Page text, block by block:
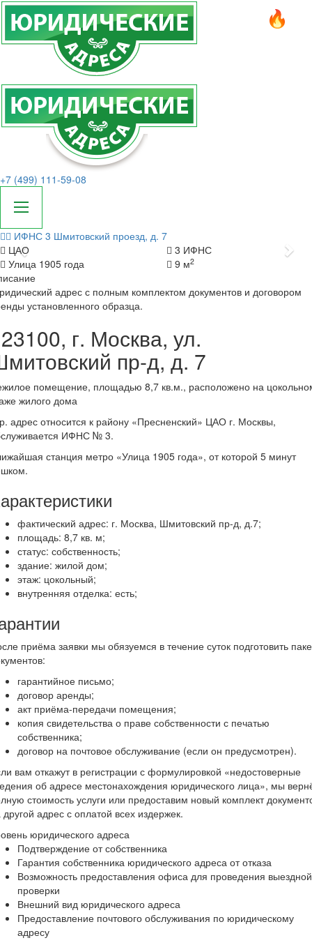
+7 (499) 111-59-08
ИФНС 3 Шмитовский проезд, д. 7
Назад
ЦАО
3 ИФНС
Улица 1905 года
9 м2
адрес с полным комплектом документов и договором
установленного образца.
г. Москва, ул.
пр-д, д. 7
помещение, площадью 8,7 кв.м., расположено на
жилого дома
адрес относится к району «Пресненский» ЦАО г. Москвы,
ИФНС № 3.
станция метро «Улица 1905 года», от которой 5 минут
фактический адрес: г. Москва, Шмитовский пр-д, д.7;
площадь: 8,7 кв. м;
статус: собственность;
здание: жилой дом;
этаж: цокольный;
внутренняя отделка: есть;
приёма заявки мы обязуемся в течение суток подготовить
гарантийное письмо;
договор аренды;
акт приёма-передачи помещения;
копия свидетельства о праве собственности с печатью
собственника;
договор на почтовое обслуживание (если он предусмотрен).
вам откажут в регистрации с формулировкой «недостоверные
об адресе местонахождения юридического лица», мы
стоимость услуги или предоставим новый комплект
другой адрес с оплатой всех издержек.
юридического адреса
Подтверждение от собственника
Гарантия собственника юридического адреса от отказа
Возможность предоставления офиса для проведения выездной
проверки
Внешний вид юридического адреса
Предоставление почтового обслуживания по юридическому
адресу